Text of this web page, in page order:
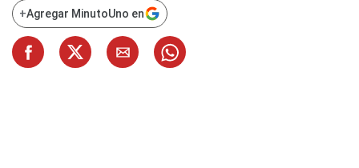
+Agregar MinutoUno en